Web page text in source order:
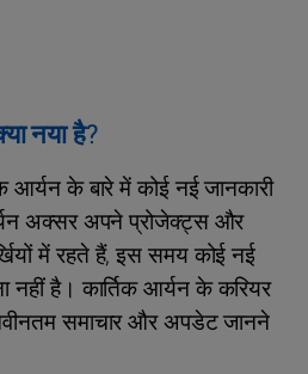
नया है?
आर्यन के बारे में कोई नई जानकारी
अक्सर अपने प्रोजेक्ट्स और
में रहते हैं, इस समय कोई नई
नहीं है। कार्तिक आर्यन के करियर
समाचार और अपडेट जानने